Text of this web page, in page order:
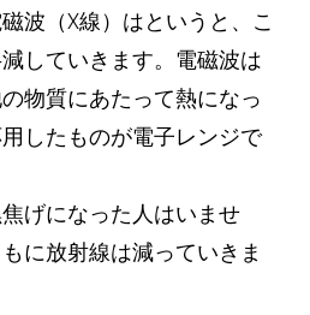
波（X線）はというと、こ
していきます。電磁波は
物質にあたって熱になっ
したものが電子レンジで
げになった人はいませ
に放射線は減っていきま